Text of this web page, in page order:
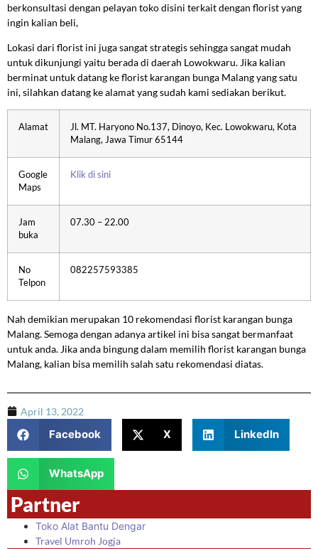
berkonsultasi dengan pelayan toko disini terkait dengan florist yang
ingin kalian beli,
Lokasi dari florist ini juga sangat strategis sehingga sangat mudah
untuk dikunjungi yaitu berada di daerah Lowokwaru. Jika kalian
berminat untuk datang ke florist karangan bunga Malang yang satu
ini, silahkan datang ke alamat yang sudah kami sediakan berikut.
Alamat
Jl. MT. Haryono No.137, Dinoyo, Kec. Lowokwaru, Kota
Malang, Jawa Timur 65144
Google
Maps
Klik di sini
Jam
buka
07.30 – 22.00
No
Telpon
082257593385
Nah demikian merupakan 10 rekomendasi florist karangan bunga
Malang. Semoga dengan adanya artikel ini bisa sangat bermanfaat
untuk anda. Jika anda bingung dalam memilih florist karangan bunga
Malang, kalian bisa memilih salah satu rekomendasi diatas.
April 13, 2022
Facebook X LinkedIn
WhatsApp
Partner
Toko Alat Bantu Dengar
Travel Umroh Jogja